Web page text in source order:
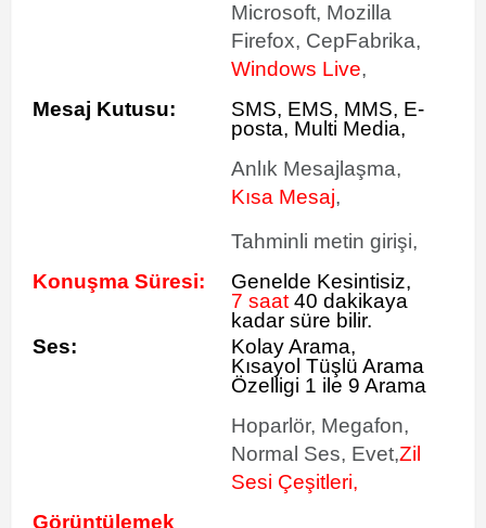
Microsoft, Mozilla
Firefox, CepFabrika,
Windows Live,
Mesaj Kutusu:
SMS, EMS, MMS, E-
posta, Multi Media,
Anlık Mesajlaşma,
Kısa Mesaj,
Tahminli metin girişi,
Konuşma Süresi:
Genelde Kesintisiz,
7 saat 40 dakikaya
kadar süre bilir.
Ses:
Kolay Arama,
Kısayol Tüşlü Arama
Özelligi 1 ile 9 Arama
Hoparlör, Megafon,
Normal Ses, Evet,Zil
Sesi Çeşitleri,
Görüntülemek